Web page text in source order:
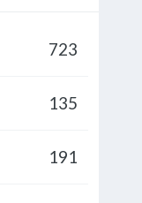
723
135
191